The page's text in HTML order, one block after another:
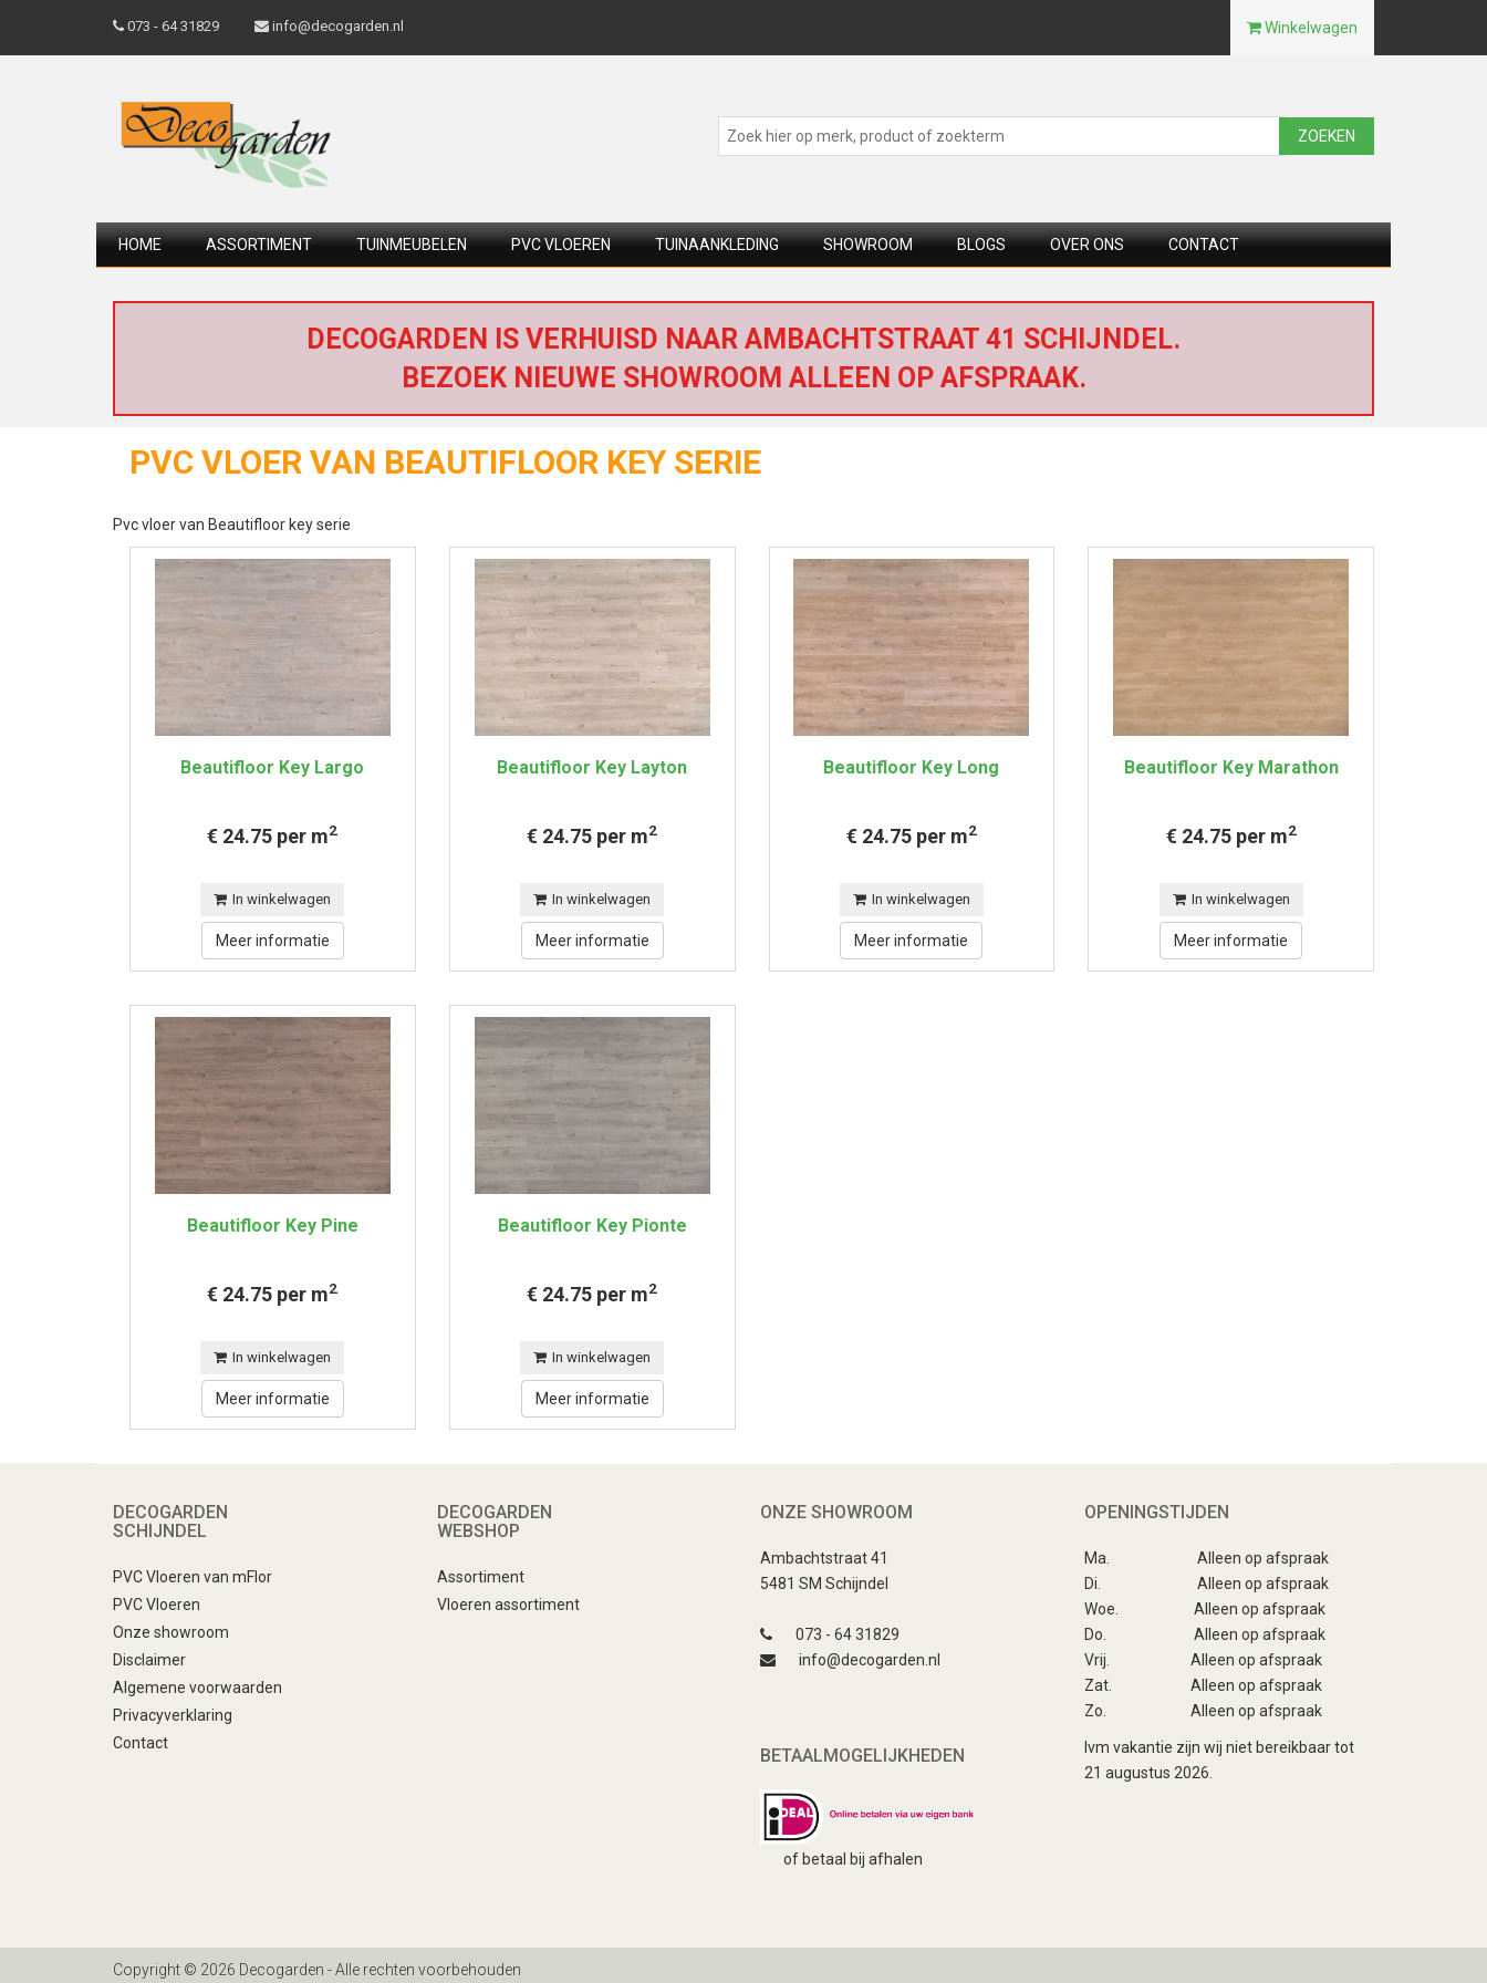
073 - 64 31829 info@decogarden.nl Winkelwagen
ZOEKEN
HOME ASSORTIMENT TUINMEUBELEN PVC VLOEREN TUINAANKLEDING SHOWROOM BLOGS OVER ONS CONTACT
DECOGARDEN IS VERHUISD NAAR AMBACHTSTRAAT 41 SCHIJNDEL.
BEZOEK NIEUWE SHOWROOM ALLEEN OP AFSPRAAK.
PVC VLOER VAN BEAUTIFLOOR KEY SERIE
Pvc vloer van Beautifloor key serie
Beautifloor Key Largo
€ 24.75 per m2
In winkelwagen
Meer informatie
Beautifloor Key Layton
€ 24.75 per m2
In winkelwagen
Meer informatie
Beautifloor Key Long
€ 24.75 per m2
In winkelwagen
Meer informatie
Beautifloor Key Marathon
€ 24.75 per m2
In winkelwagen
Meer informatie
Beautifloor Key Pine
€ 24.75 per m2
In winkelwagen
Meer informatie
Beautifloor Key Pionte
€ 24.75 per m2
In winkelwagen
Meer informatie
DECOGARDEN
SCHIJNDEL
PVC Vloeren van mFlor
PVC Vloeren
Onze showroom
Disclaimer
Algemene voorwaarden
Privacyverklaring
Contact
DECOGARDEN
WEBSHOP
Assortiment
Vloeren assortiment
ONZE SHOWROOM
Ambachtstraat 41
5481 SM Schijndel
073 - 64 31829
info@decogarden.nl
BETAALMOGELIJKHEDEN
of betaal bij afhalen
OPENINGSTIJDEN
Ma.
Alleen op afspraak
Di.
Alleen op afspraak
Woe.
Alleen op afspraak
Do.
Alleen op afspraak
Vrij.
Alleen op afspraak
Zat.
Alleen op afspraak
Zo.
Alleen op afspraak
Ivm vakantie zijn wij niet bereikbaar tot
21 augustus 2026.
Copyright © 2026 Decogarden - Alle rechten voorbehouden